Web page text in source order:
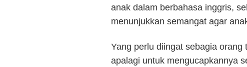
anak dalam berbahasa inggris,
menunjukkan semangat agar
Yang perlu diingat sebagia
apalagi untuk mengucapkannya